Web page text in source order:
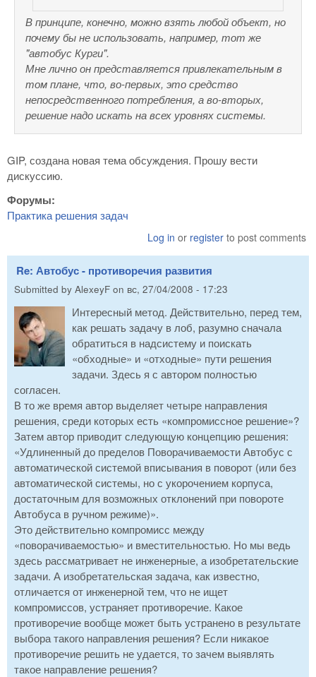
В принципе, конечно, можно взять любой объект, но
почему бы не использовать, например, тот же
"автобус Курги".
Мне лично он представляется привлекательным в
том плане, что, во-первых, это средство
непосредственного потребления, а во-вторых,
решение надо искать на всех уровнях системы.
GIP, создана новая тема обсуждения. Прошу вести
дискуссию.
Форумы:
Практика решения задач
Log in or register to post comments
Re: Автобус - противоречия развития
Submitted by AlexeyF on вс, 27/04/2008 - 17:23
Интересный метод. Действительно, перед тем,
как решать задачу в лоб, разумно сначала
обратиться в надсистему и поискать
«обходные» и «отходные» пути решения
задачи. Здесь я с автором полностью
согласен.
В то же время автор выделяет четыре направления
решения, среди которых есть «компромиссное решение»?
Затем автор приводит следующую концепцию решения:
«Удлиненный до пределов Поворачиваемости Автобус с
автоматической системой вписывания в поворот (или без
автоматической системы, но с укорочением корпуса,
достаточным для возможных отклонений при повороте
Автобуса в ручном режиме)».
Это действительно компромисс между
«поворачиваемостью» и вместительностью. Но мы ведь
здесь рассматривает не инженерные, а изобретательские
задачи. А изобретательская задача, как известно,
отличается от инженерной тем, что не ищет
компромиссов, устраняет противоречие. Какое
противоречие вообще может быть устранено в результате
выбора такого направления решения? Если никакое
противоречие решить не удается, то зачем выявлять
такое направление решения?